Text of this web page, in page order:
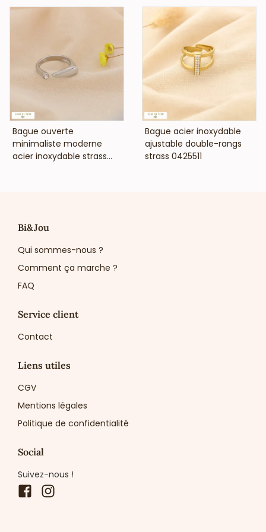
VOIR LE PRIX
Bague ouverte
minimaliste moderne
acier inoxydable strass...
VOIR LE PRIX
Bague acier inoxydable
ajustable double-rangs
strass 0425511
Bi&Jou
Qui sommes-nous ?
Comment ça marche ?
FAQ
Service client
Contact
Liens utiles
CGV
Mentions légales
Politique de confidentialité
Social
Suivez-nous !
Facebook